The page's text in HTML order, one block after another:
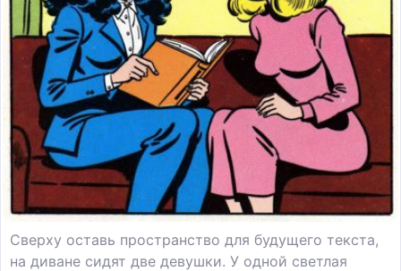
Сверху оставь пространство для будущего текста,
на диване сидят две девушки. У одной светлая